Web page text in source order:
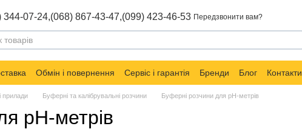
344-07-24,(068) 867-43-47,(099) 423-46-53 Передзвонити вам?
Обмін і повернення Сервіс і гарантія Бренди Блог Контакти
прилади Буферні та калібрувальні розчини Буферні розчини для рН-метрів
рН-метрів